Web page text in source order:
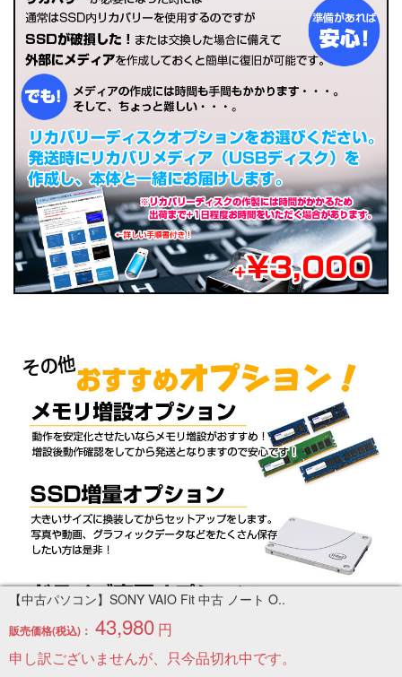
【中古パソコン】SONY VAIO Fit 中古 ノート O..
販売価格(税込)： 43,980 円
申し訳ございませんが、只今品切れ中です。